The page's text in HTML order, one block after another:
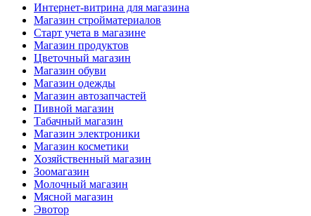
Интернет-витрина для магазина
Магазин стройматериалов
Старт учета в магазине
Магазин продуктов
Цветочный магазин
Магазин обуви
Магазин одежды
Магазин автозапчастей
Пивной магазин
Табачный магазин
Магазин электроники
Магазин косметики
Хозяйственный магазин
Зоомагазин
Молочный магазин
Мясной магазин
Эвотор